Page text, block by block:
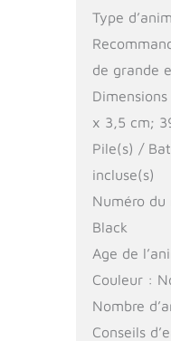
Type
de grande
x 3,5 cm;
Pile(s) /
incluse(s)
Numéro du
Black
Age de
Couleur :
Nombre
Conseils